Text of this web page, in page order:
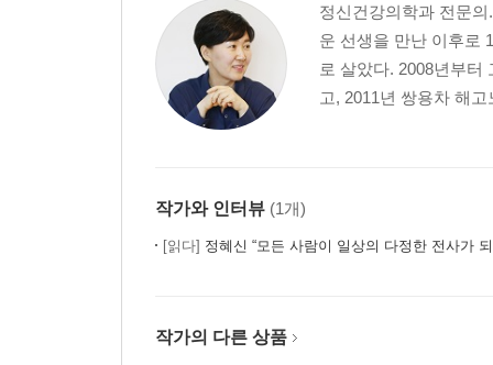
정신건강의학과 전문
운 선생을 만난 이후로
로 살았다. 2008년부터
고, 2011년 쌍용차 해
작가와 인터뷰 (1개)
[읽다] 정혜신 “모든 사람이 일상의 다정한 전사가
작가의 다른 상품